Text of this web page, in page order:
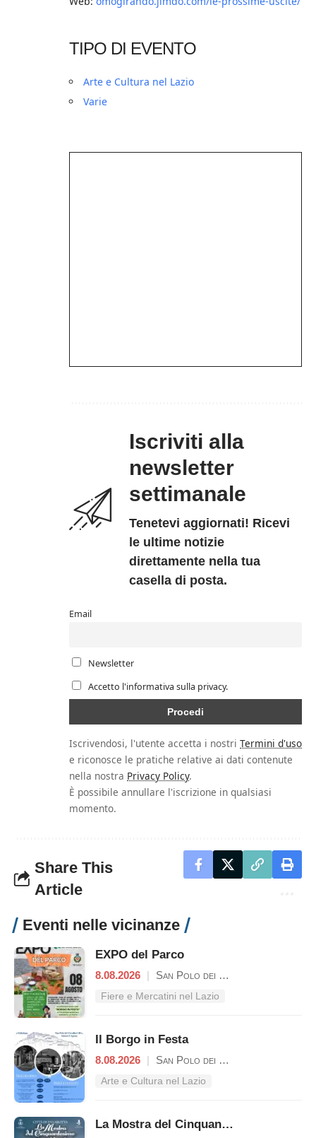
TIPO DI EVENTO
Arte e Cultura nel Lazio
Varie
Iscriviti alla
newsletter
settimanale
Tenetevi aggiornati! Ricevi
le ultime notizie
direttamente nella tua
casella di posta.
Email
Newsletter
Accetto l'informativa sulla privacy.
Iscrivendosi, l'utente accetta i nostri Termini d'uso
e riconosce le pratiche relative ai dati contenute
nella nostra Privacy Policy.
È possibile annullare l'iscrizione in qualsiasi
momento.
Share This
Article
Eventi nelle vicinanze
EXPO del Parco
8.08.2026 | San Polo dei Cavalieri
Fiere e Mercatini nel Lazio
Il Borgo in Festa
8.08.2026 | San Polo dei Cavalieri
Arte e Cultura nel Lazio
La Mostra del Cinquantesimo